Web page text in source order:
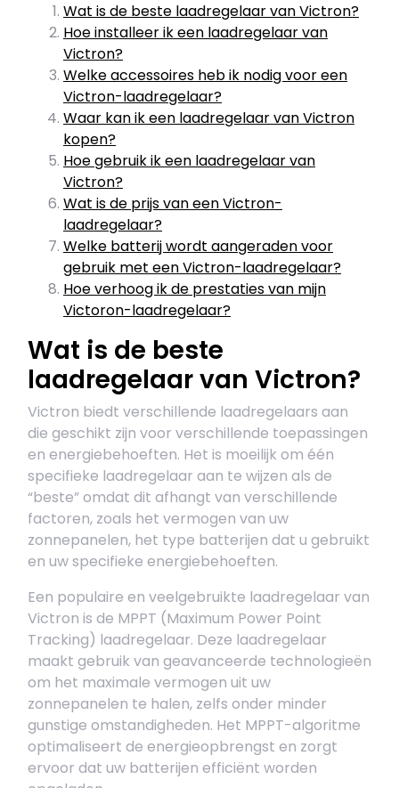
Wat is de beste laadregelaar van Victron?
Hoe installeer ik een laadregelaar van
Victron?
Welke accessoires heb ik nodig voor een
Victron-laadregelaar?
Waar kan ik een laadregelaar van Victron
kopen?
Hoe gebruik ik een laadregelaar van
Victron?
Wat is de prijs van een Victron-
laadregelaar?
Welke batterij wordt aangeraden voor
gebruik met een Victron-laadregelaar?
Hoe verhoog ik de prestaties van mijn
Victoron-laadregelaar?
Wat is de beste
laadregelaar van Victron?
Victron biedt verschillende laadregelaars aan
die geschikt zijn voor verschillende toepassingen
en energiebehoeften. Het is moeilijk om één
specifieke laadregelaar aan te wijzen als de
“beste” omdat dit afhangt van verschillende
factoren, zoals het vermogen van uw
zonnepanelen, het type batterijen dat u gebruikt
en uw specifieke energiebehoeften.
Een populaire en veelgebruikte laadregelaar van
Victron is de MPPT (Maximum Power Point
Tracking) laadregelaar. Deze laadregelaar
maakt gebruik van geavanceerde technologieën
om het maximale vermogen uit uw
zonnepanelen te halen, zelfs onder minder
gunstige omstandigheden. Het MPPT-algoritme
optimaliseert de energieopbrengst en zorgt
ervoor dat uw batterijen efficiënt worden